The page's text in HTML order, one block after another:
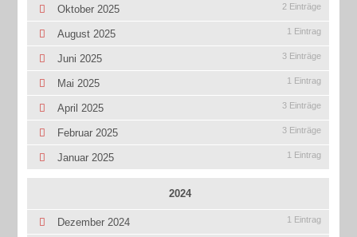
Oktober 2025 2 Einträge
August 2025 1 Eintrag
Juni 2025 3 Einträge
Mai 2025 1 Eintrag
April 2025 3 Einträge
Februar 2025 3 Einträge
Januar 2025 1 Eintrag
2024
Dezember 2024 1 Eintrag